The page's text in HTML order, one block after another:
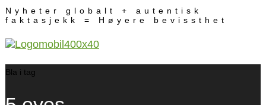
Nyheter globalt + autentisk
faktasjekk = Høyere bevissthet
Bla i tag